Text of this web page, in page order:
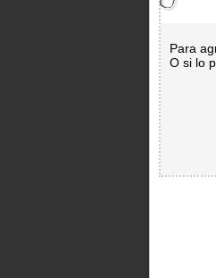
Para
O si lo